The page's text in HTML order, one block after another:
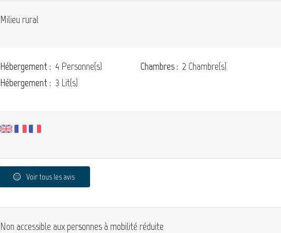
Milieu rural
Hébergement : 4 Personne(s) Chambres : 2 Chambre(s)
Hébergement : 3 Lit(s)
Voir tous les avis
Non accessible aux personnes à mobilité réduite